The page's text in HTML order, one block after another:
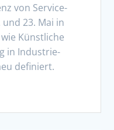
von Service-
23. Mai in
Künstliche
in Industrie-
definiert.